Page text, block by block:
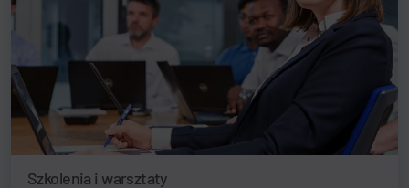
Szkolenia i warsztaty